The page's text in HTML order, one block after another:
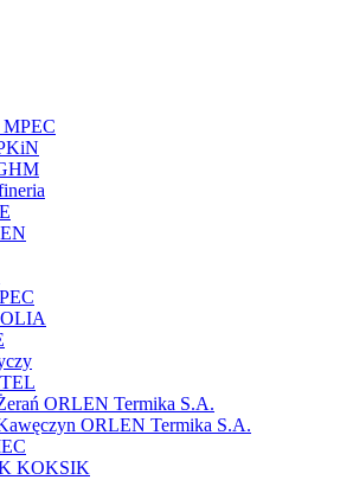
MPEC
ORLEN Termika S.A.
ORLEN Termika S.A.
KOKSIK